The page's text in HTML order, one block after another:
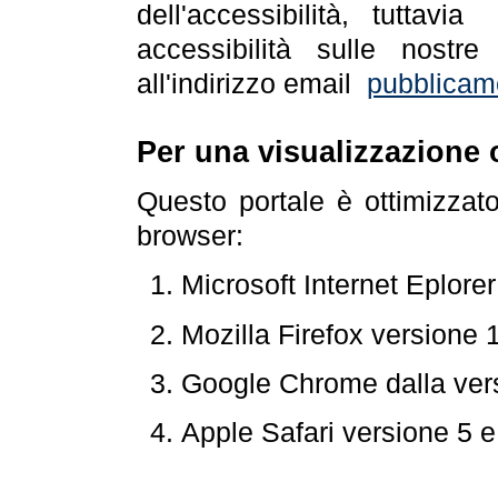
dell'accessibilità,
accessibilità sulle
all'indirizzo email
Per una visualizzazione
Questo portale è
browser:
Microsoft Internet
Mozilla Firefox versione
Google Chrome dalla
Apple Safari versione 5